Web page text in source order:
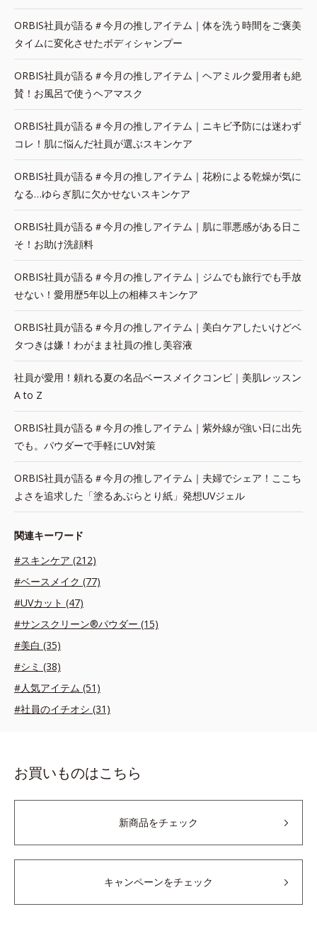
ORBIS社員が語る＃今月の推しアイテム｜体を洗う時間をご褒美
タイムに変化させたボディシャンプー
ORBIS社員が語る＃今月の推しアイテム｜ヘアミルク愛用者も絶
賛！お風呂で使うヘアマスク
ORBIS社員が語る＃今月の推しアイテム｜ニキビ予防には迷わず
コレ！肌に悩んだ社員が選ぶスキンケア
ORBIS社員が語る＃今月の推しアイテム｜花粉による乾燥が気に
なる…ゆらぎ肌に欠かせないスキンケア
ORBIS社員が語る＃今月の推しアイテム｜肌に罪悪感がある日こ
そ！お助け洗顔料
ORBIS社員が語る＃今月の推しアイテム｜ジムでも旅行でも手放
せない！愛用歴5年以上の相棒スキンケア
ORBIS社員が語る＃今月の推しアイテム｜美白ケアしたいけどベ
タつきは嫌！わがまま社員の推し美容液
社員が愛用！頼れる夏の名品ベースメイクコンビ｜美肌レッスン
A to Z
ORBIS社員が語る＃今月の推しアイテム｜紫外線が強い日に出先
でも。パウダーで手軽にUV対策
ORBIS社員が語る＃今月の推しアイテム｜夫婦でシェア！ここち
よさを追求した「塗るあぶらとり紙」発想UVジェル
関連キーワード
#スキンケア (212)
#ベースメイク (77)
#UVカット (47)
#サンスクリーン®パウダー (15)
#美白 (35)
#シミ (38)
#人気アイテム (51)
#社員のイチオシ (31)
お買いものはこちら
新商品をチェック
キャンペーンをチェック